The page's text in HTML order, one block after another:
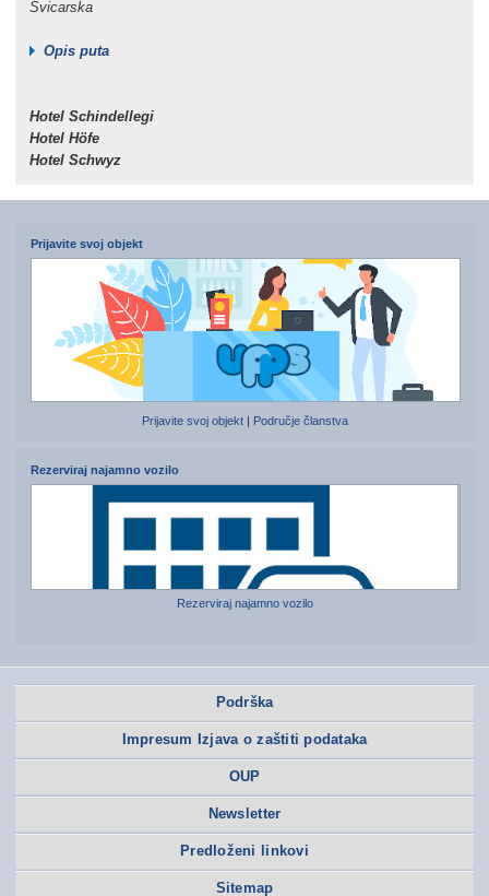
Švicarska
Opis puta
Hotel Schindellegi
Hotel Höfe
Hotel Schwyz
Prijavite svoj objekt
Prijavite svoj objekt Područje članstva
Rezerviraj najamno vozilo
Rezerviraj najamno vozilo
Podrška
Impresum Izjava o zaštiti podataka
OUP
Newsletter
Predloženi linkovi
Sitemap